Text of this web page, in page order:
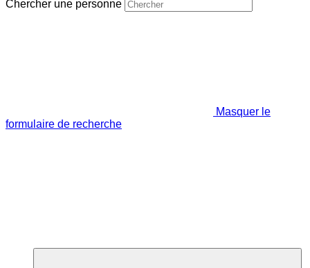
Chercher une personne
Masquer le
formulaire de recherche